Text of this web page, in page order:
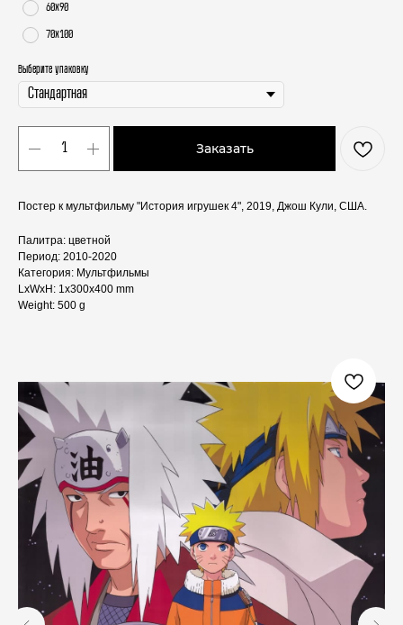
60х90
70х100
Выберите упаковку
Заказать
Постер к мультфильму "История игрушек 4", 2019, Джош Кули, США.
Палитра: цветной
Период: 2010-2020
Категория: Мультфильмы
LxWxH: 1x300x400 mm
Weight: 500 g